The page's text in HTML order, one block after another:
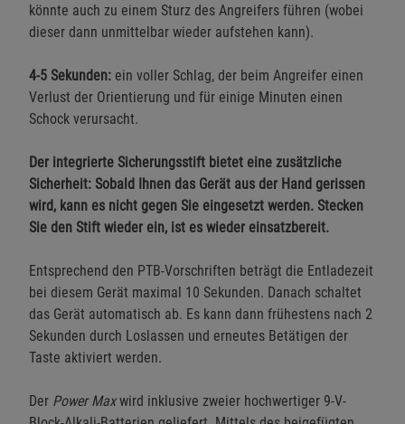
könnte auch zu einem Sturz des Angreifers führen (wobei
dieser dann unmittelbar wieder aufstehen kann).
4-5 Sekunden: ein voller Schlag, der beim Angreifer einen
Verlust der Orientierung und für einige Minuten einen
Schock verursacht.
Der integrierte Sicherungsstift bietet eine zusätzliche
Sicherheit: Sobald Ihnen das Gerät aus der Hand gerissen
wird, kann es nicht gegen Sie eingesetzt werden. Stecken
Sie den Stift wieder ein, ist es wieder einsatzbereit.
Entsprechend den PTB-Vorschriften beträgt die Entladezeit
bei diesem Gerät maximal 10 Sekunden. Danach schaltet
das Gerät automatisch ab. Es kann dann frühestens nach 2
Sekunden durch Loslassen und erneutes Betätigen der
Taste aktiviert werden.
Der Power Maxwird inklusive zweier hochwertiger 9-V-